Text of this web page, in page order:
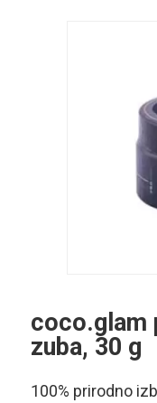
coco.glam
zuba, 30 g
100% prirodno